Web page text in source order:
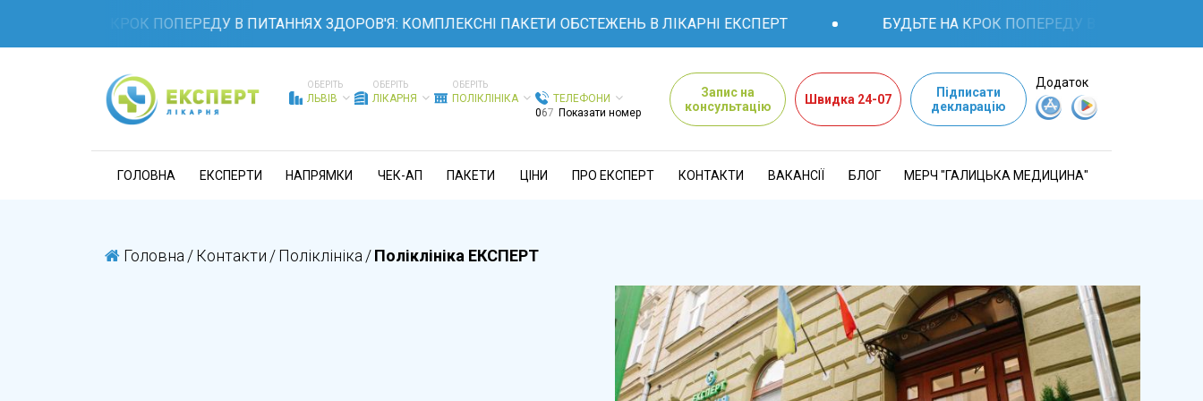
БУДЬТЕ НА КРОК ПОПЕРЕДУ В ПИТАННЯХ ЗДОРОВ'Я: КОМПЛЕКСНІ ПАКЕТИ ОБСТЕЖЕНЬ В ЛІКАРНІ ЕКСПЕРТ БУДЬТЕ НА КРОК ПОПЕРЕДУ В ПИТАННЯХ
ОБЕРІТЬ
ЛЬВІВ
ОБЕРІТЬ
ЛІКАРНЯ
ОБЕРІТЬ
ПОЛІКЛІНІКА
ТЕЛЕФОНИ
067 Показати номер
Запис на
консультацію
Швидка 24-07
Підписати
декларацію
Додаток
ГОЛОВНА ЕКСПЕРТИ НАПРЯМКИ ЧЕК-АП ПАКЕТИ ЦІНИ ПРО ЕКСПЕРТ КОНТАКТИ ВАКАНСІЇ БЛОГ МЕРЧ "ГАЛИЦЬКА МЕДИЦИНА"
Головна /Контакти /Поліклініка /Поліклініка ЕКСПЕРТ